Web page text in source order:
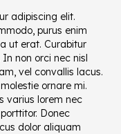
adipiscing elit.
purus enim
ut erat. Curabitur
non orci nec nisl
vel convallis lacus.
ornare mi.
varius lorem nec
Donec
dolor aliquam